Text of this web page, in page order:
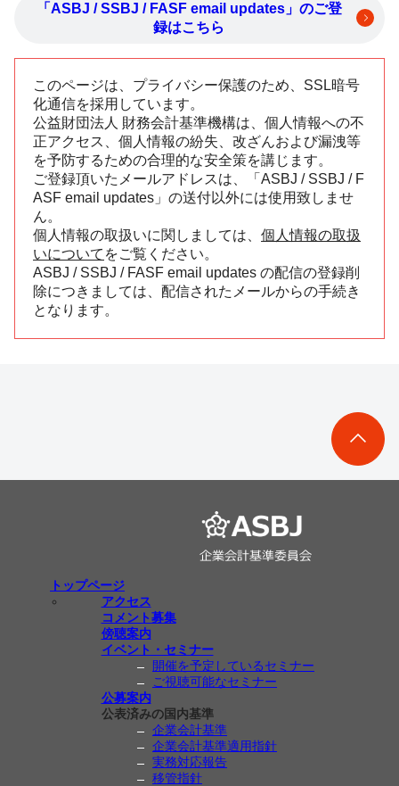
「ASBJ / SSBJ / FASF email updates」のご登
録はこちら
このページは、プライバシー保護のため、SSL暗号
化通信を採用しています。
公益財団法人 財務会計基準機構は、個人情報への不
正アクセス、個人情報の紛失、改ざんおよび漏洩等
を予防するための合理的な安全策を講じます。
ご登録頂いたメールアドレスは、「ASBJ / SSBJ / F
ASF email updates」の送付以外には使用致しませ
ん。
個人情報の取扱いに関しましては、 個人情報の取扱
いについて をご覧ください。
ASBJ / SSBJ / FASF email updates の配信の登録削
除につきましては、配信されたメールからの手続き
となります。
トップページ
アクセス
コメント募集
傍聴案内
イベント・セミナー
開催を予定しているセミナー
ご視聴可能なセミナー
公募案内
公表済みの国内基準
企業会計基準
企業会計基準適用指針
実務対応報告
移管指針